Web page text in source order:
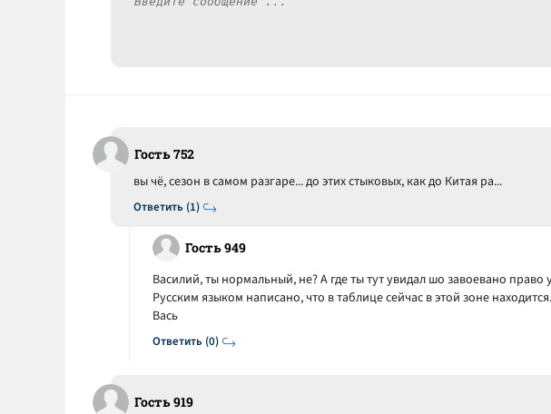
Гость 752
Ответить (1)
вы чё, сезон в самом разгаре... до этих стыковых, как до Китая ра...
Гость 949
Ответить (0)
Василий, ты нормальный, не? А где ты тут увидал шо завоевано право
Русским языком написано, что в таблице сейчас в этой зоне
Вась
Гость 919